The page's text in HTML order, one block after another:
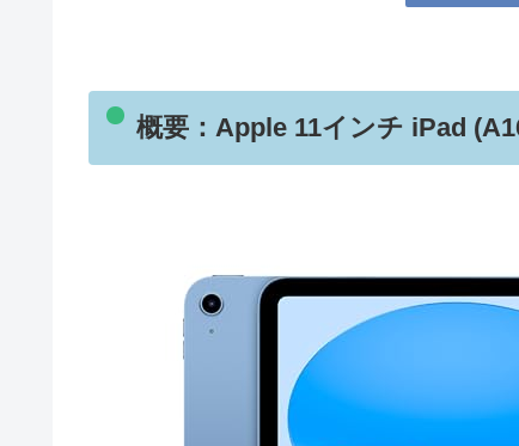
概要：Apple 11インチ iPad